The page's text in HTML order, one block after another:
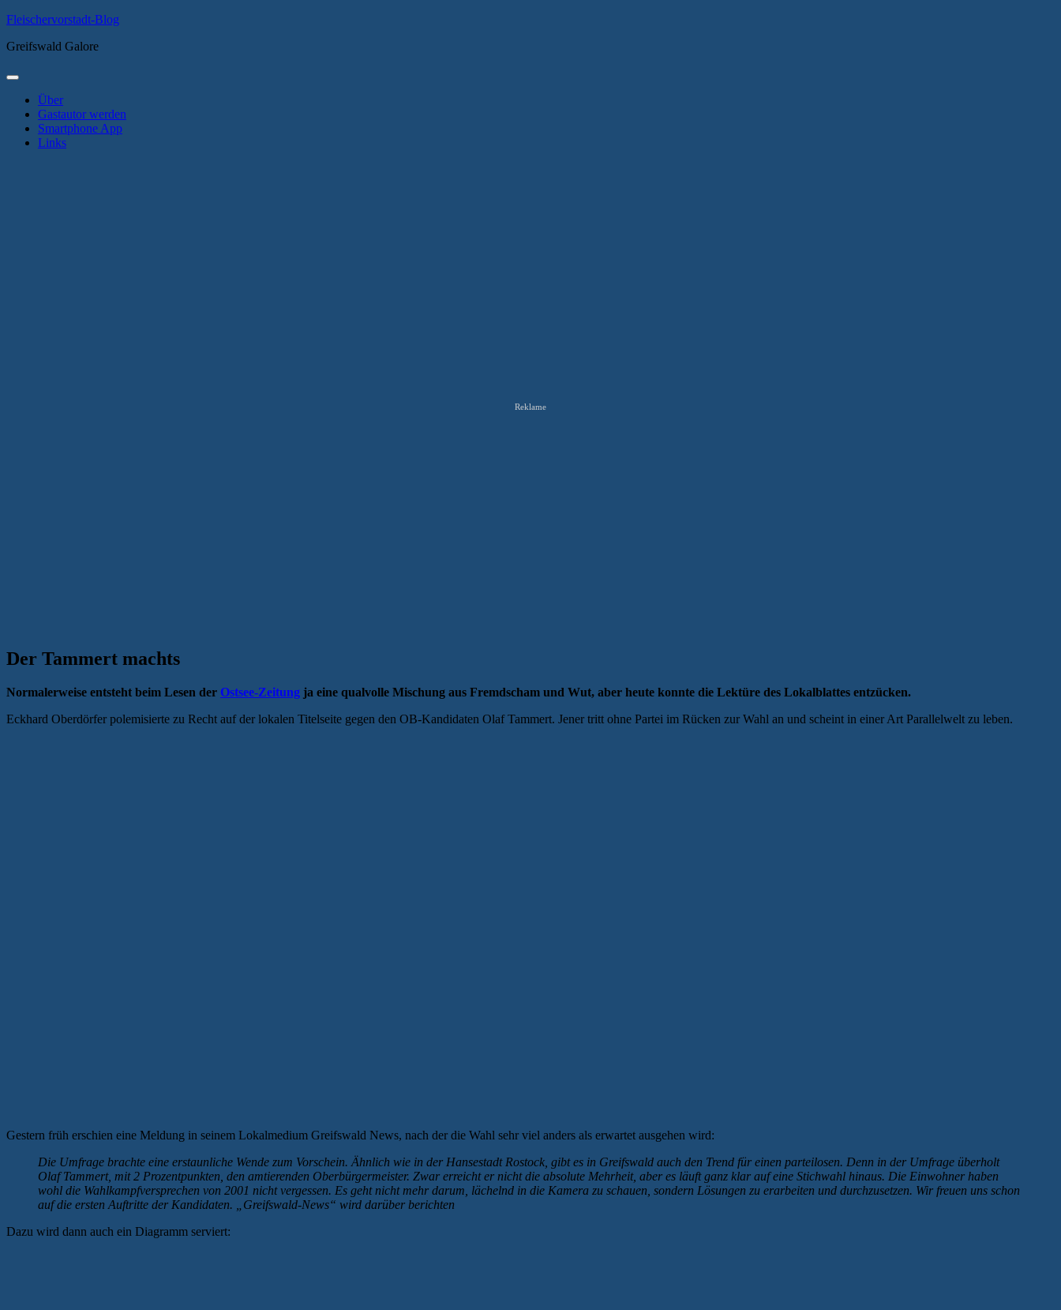
Zum
springen
Fleischervorstadt-Blog
Greifswald Galore
Primäres
Über
Gastautor werden
Smartphone App
Links
Reklame
Der Tammert machts
Normalerweise entsteht beim Lesen der Ostsee-Zeitung ja eine qualvolle Mischung aus Fremdscham und Wut, aber heute konnte die Lektüre des Lokalblattes entzücken.
Eckhard Oberdörfer polemisierte zu Recht auf der lokalen Titelseite gegen den OB-Kandidaten Olaf Tammert. Jener tritt ohne Partei im Rücken zur Wahl an und scheint in einer Art Parallelwelt zu leben.
Gestern früh erschien eine Meldung in seinem Lokalmedium Greifswald News, nach der die Wahl sehr viel anders als erwartet ausgehen wird:
Die Umfrage brachte eine erstaunliche Wende zum Vorschein. Ähnlich wie in der Hansestadt Rostock, gibt es in Greifswald auch den Trend für einen parteilosen. Denn in der Umfrage überholt
Olaf Tammert, mit 2 Prozentpunkten, den amtierenden Oberbürgermeister. Zwar erreicht er nicht die absolute Mehrheit, aber es läuft ganz klar auf eine Stichwahl hinaus. Die Einwohner haben
wohl die Wahlkampfversprechen von 2001 nicht vergessen. Es geht nicht mehr darum, lächelnd in die Kamera zu schauen, sondern Lösungen zu erarbeiten und durchzusetzen. Wir freuen uns schon
auf die ersten Auftritte der Kandidaten. „Greifswald-News“ wird darüber berichten
Dazu wird dann auch ein Diagramm serviert: